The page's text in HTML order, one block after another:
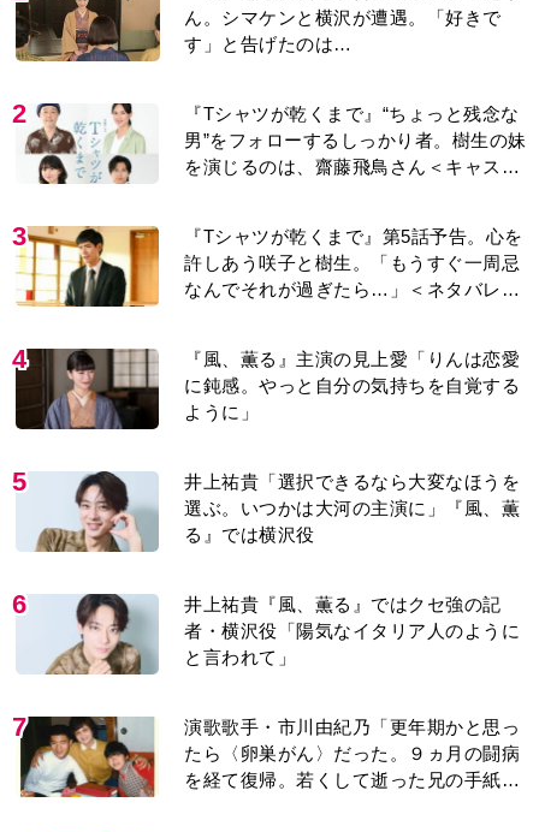
紹介＞
3
『Tシャツが乾くまで』第5話予告。心を
なんでそれが過ぎたら…」＜ネタバレあ
り＞
『風、薫る』主演の見上愛「りんは恋愛
ように」
5
井上祐貴「選択できるなら大変なほうを
る』では横沢役
6
井上祐貴『風、薫る』ではクセ強の記
と言われて」
7
演歌歌手・市川由紀乃「更年期かと思っ
を経て復帰。若くして逝った兄の手紙を
今も支えに」【2026上半期BEST】
8
＜3人って誰のこと？＞『Tシャツが乾く
一言〉に視聴者「これも何かの伏線？」
「子どもの話だと…」
9
来週の『風、薫る』あらすじ。派出看護